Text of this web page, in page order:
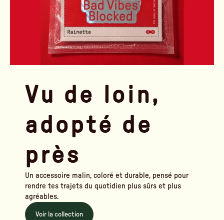
Vu de loin,
adopté de
près
Un accessoire malin, coloré et durable, pensé pour
rendre tes trajets du quotidien plus sûrs et plus
agréables.
Voir la collection